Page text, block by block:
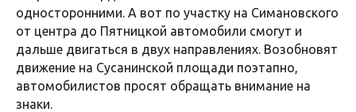
односторонними. А вот по участку на Симановского
от центра до Пятницкой автомобили смогут и
дальше двигаться в двух направлениях. Возобновят
движение на Сусанинской площади поэтапно,
автомобилистов просят обращать внимание на
знаки.